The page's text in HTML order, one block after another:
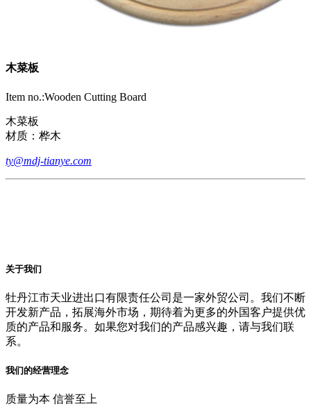
木菜板
Item no.:Wooden Cutting Board
木菜板
材质：桦木
ty@mdj-tianye.com
关于我们
牡丹江市天业进出口有限责任公司是一家外贸公司。我们不断
开发新产品，拓展海外市场，期待着为更多的外国客户提供优
质的产品和服务。如果您对我们的产品感兴趣，请与我们联
系。
我们的经营理念
质量为本 信誉至上